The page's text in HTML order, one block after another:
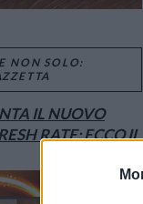
NON SOLO:
IL NUOVO
RATE: ECCO IL